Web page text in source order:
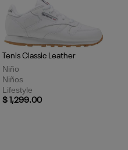
Tenis Classic Leather
Niño
Niños
Lifestyle
$ 1,299.00